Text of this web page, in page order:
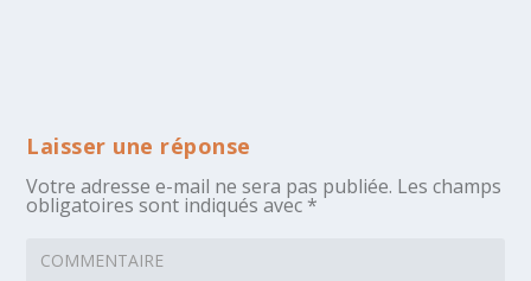
Laisser une réponse
Votre adresse e-mail ne sera pas publiée. Les champs
obligatoires sont indiqués avec *